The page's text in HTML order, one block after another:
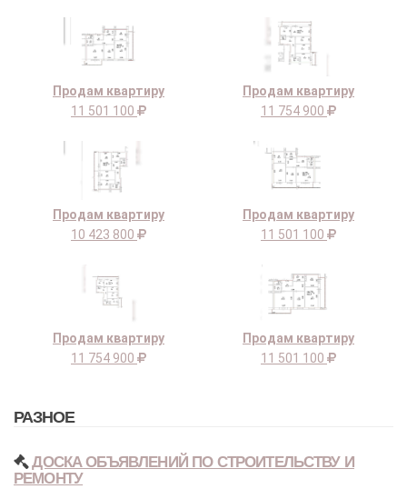
Продам квартиру
11 501 100
Продам квартиру
11 754 900
Продам квартиру
10 423 800
Продам квартиру
11 501 100
Продам квартиру
11 754 900
Продам квартиру
11 501 100
РАЗНОЕ
ДОСКА ОБЪЯВЛЕНИЙ ПО СТРОИТЕЛЬСТВУ И
РЕМОНТУ